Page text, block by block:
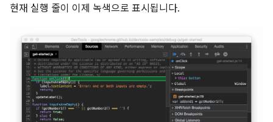
현재 실행 줄이 이제 녹색으로 표시됩니다.